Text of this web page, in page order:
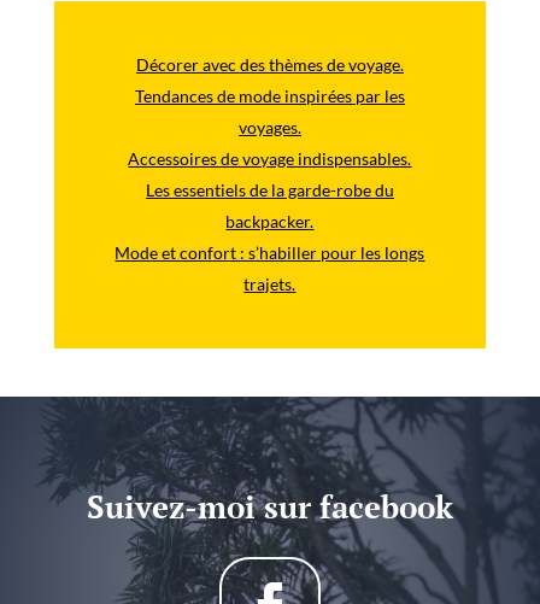
Décorer avec des thèmes de voyage.
Tendances de mode inspirées par les
voyages.
Accessoires de voyage indispensables.
Les essentiels de la garde-robe du
backpacker.
Mode et confort : s’habiller pour les longs
trajets.
Suivez-moi sur facebook